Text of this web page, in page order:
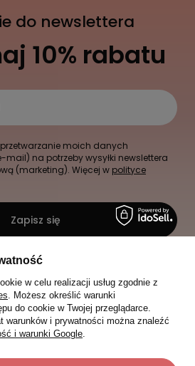
do newslettera
10% rabatu
moich danych
na potrzeby wysyłki newslettera
(marketing). Więcej w polityce
Zapisz się
w celu realizacji usług zgodnie z
. Możesz określić warunki
do cookie w Twojej przeglądarce.
warunków i prywatności można znaleźć
i warunki Google.